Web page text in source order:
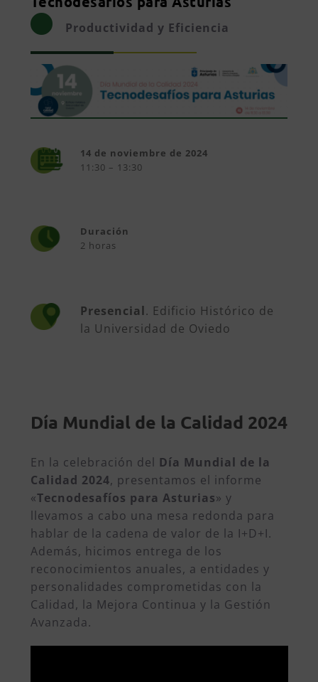
Productividad y Eficiencia
14 de noviembre de 2024
11:30 – 13:30
Duración
2 horas
Presencial. Edificio Histórico de
la Universidad de Oviedo
Día Mundial de la Calidad 2024
En la celebración del Día Mundial de la
Calidad 2024, presentamos el informe
«Tecnodesafíos para Asturias» y
llevamos a cabo una mesa redonda para
hablar de la cadena de valor de la I+D+I.
Además, hicimos entrega de los
reconocimientos anuales, a entidades y
personalidades comprometidas con la
Calidad, la Mejora Continua y la Gestión
Avanzada.